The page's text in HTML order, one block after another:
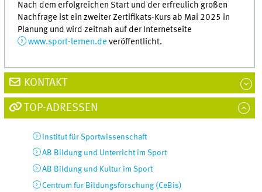
Nach dem erfolgreichen Start und der erfreulich großen
Nachfrage ist ein zweiter Zertifikats-Kurs ab Mai 2025 in
Planung und wird zeitnah auf der Internetseite
www.sport-lernen.de veröffentlicht.
KONTAKT
TOP-ADRESSEN
Institut für Sportwissenschaft
AB Bildung und Unterricht im Sport
AB Bildung und Kultur im Sport
Centrum für Bildungsforschung (CeBis)